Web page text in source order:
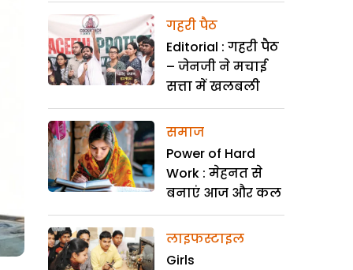
गहरी पैठ
Editorial : गहरी पैठ
– जेनजी ने मचाई
सत्ता में खलबली
समाज
Power of Hard
Work : मेहनत से
बनाएं आज और कल
लाइफस्टाइल
Girls